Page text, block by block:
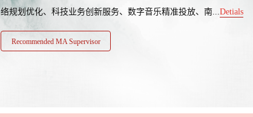
络规划优化、科技业务创新服务、数字音乐精准投放、南...Detials
Recommended MA Supervisor